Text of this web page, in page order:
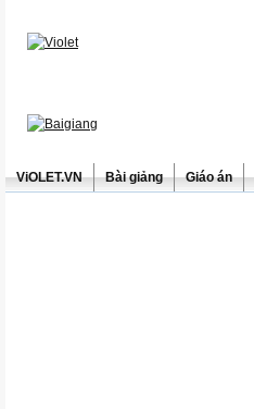
ViOLET.VN Bài giảng Giáo án